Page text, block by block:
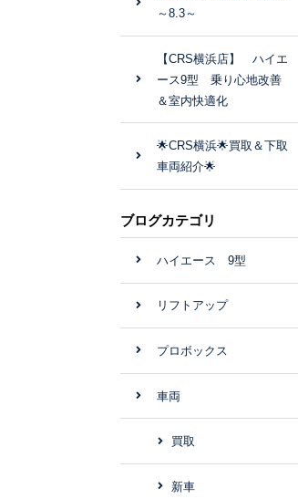
～8.3～
【CRS横浜店】 ハイエ
ース9型 乗り心地改善
＆室内快適化
🌟CRS横浜🌟買取＆下取
車両紹介🌟
ブログカテゴリ
ハイエース 9型
リフトアップ
プロボックス
車両
買取
新車